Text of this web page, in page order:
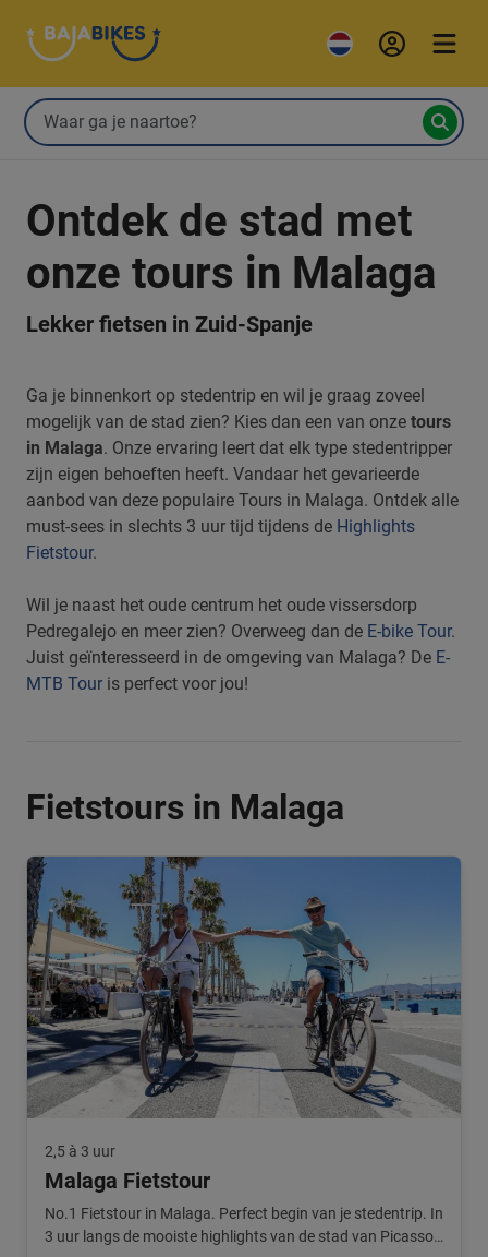
Ontdek de stad met
onze tours in Malaga
Lekker fietsen in Zuid-Spanje
Ga je binnenkort op stedentrip en wil je graag zoveel
mogelijk van de stad zien? Kies dan een van onze tours
in Malaga. Onze ervaring leert dat elk type stedentripper
zijn eigen behoeften heeft. Vandaar het gevarieerde
aanbod van deze populaire Tours in Malaga. Ontdek alle
must-sees in slechts 3 uur tijd tijdens de Highlights
Fietstour.
Wil je naast het oude centrum het oude vissersdorp
Pedregalejo en meer zien? Overweeg dan de E-bike Tour.
Juist geïnteresseerd in de omgeving van Malaga? De E-
MTB Tour is perfect voor jou!
Fietstours in Malaga
2,5 à 3 uur
Malaga Fietstour
No.1 Fietstour in Malaga. Perfect begin van je stedentrip. In
3 uur langs de mooiste highlights van de stad van Picasso.